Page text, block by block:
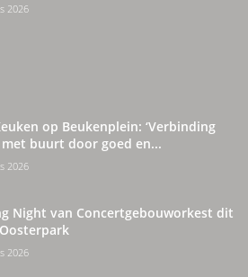
2026
op Beukenplein: ‘Verbinding
met buurt door goed en...
2026
Night van Concertgebouworkest dit
2026